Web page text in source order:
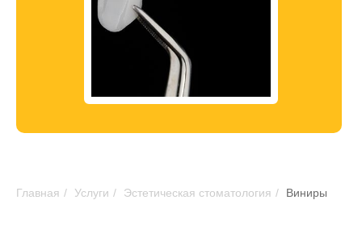
Главная / Услуги / Эстетическая стоматология / Виниры